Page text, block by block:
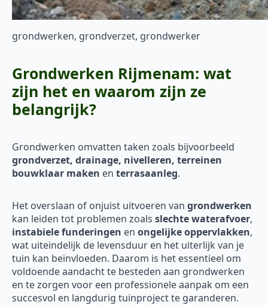
grondwerken, grondverzet, grondwerker
Grondwerken Rijmenam: wat
zijn het en waarom zijn ze
belangrijk?
Grondwerken omvatten taken zoals bijvoorbeeld
grondverzet, drainage, nivelleren, terreinen
bouwklaar maken en terrasaanleg.
Het overslaan of onjuist uitvoeren van grondwerken
kan leiden tot problemen zoals slechte waterafvoer,
instabiele funderingen en ongelijke oppervlakken,
wat uiteindelijk de levensduur en het uiterlijk van je
tuin kan beïnvloeden. Daarom is het essentieel om
voldoende aandacht te besteden aan grondwerken
en te zorgen voor een professionele aanpak om een
succesvol en langdurig tuinproject te garanderen.